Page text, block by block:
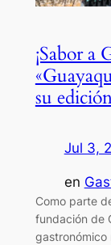
¡Sabor a
su
Jul 3,
en
Como parte
fundación de
gastronómico